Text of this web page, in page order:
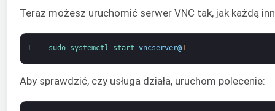
Teraz możesz uruchomić serwer VNC tak, jak każdą
1 sudo systemctl start vncserver@1
Aby sprawdzić, czy usługa działa, uruchom polecenie: